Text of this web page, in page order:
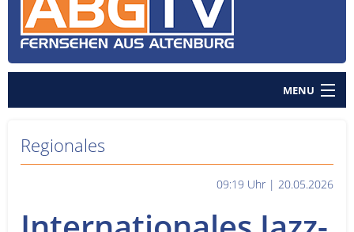
MENU
Nachrichten
Sendungen
Regionales
09:19 Uhr | 20.05.2026